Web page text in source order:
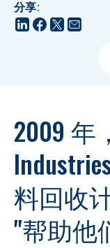
分享:
2009 年
料回收
"帮助他